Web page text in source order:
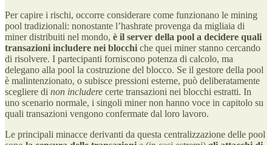
Per capire i rischi, occorre considerare come funzionano le mining
pool tradizionali: nonostante l’hashrate provenga da migliaia di
miner distribuiti nel mondo, è il server della pool a decidere quali
transazioni includere nei blocchi che quei miner stanno cercando
di risolvere​. I partecipanti forniscono potenza di calcolo, ma
delegano alla pool la costruzione del blocco. Se il gestore della pool
è malintenzionato, o subisce pressioni esterne, può deliberatamente
scegliere di non includere certe transazioni nei blocchi estratti. In
uno scenario normale, i singoli miner non hanno voce in capitolo su
quali transazioni vengono confermate dal loro lavoro.
Le principali minacce derivanti da questa centralizzazione delle pool